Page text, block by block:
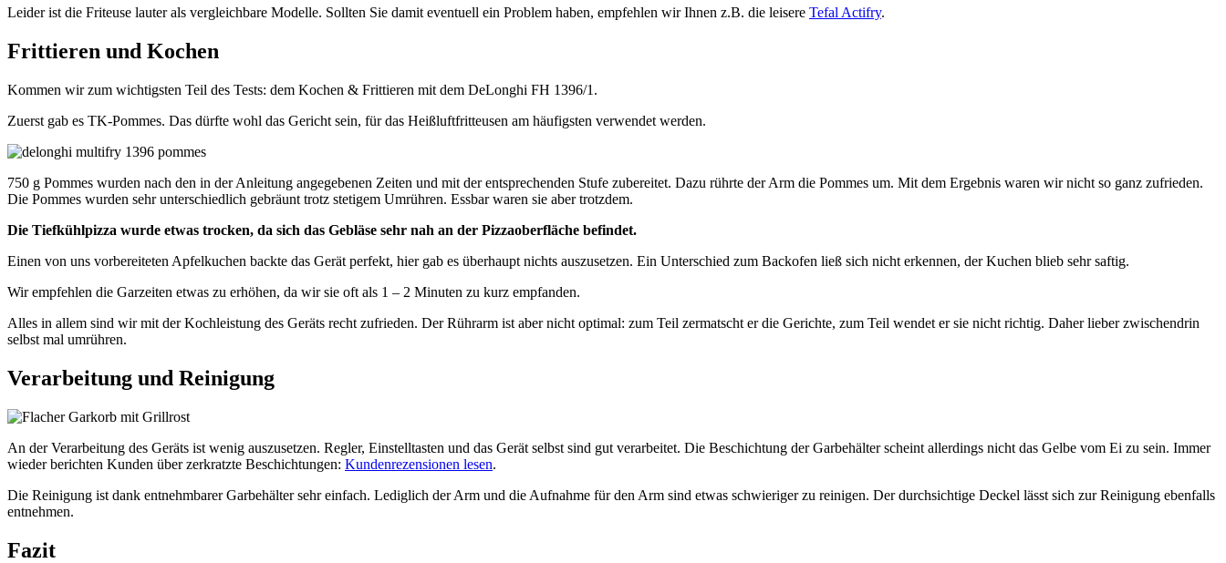
Leider ist die Friteuse lauter als vergleichbare Modelle. Sollten Sie damit eventuell ein Problem haben, empfehlen wir Ihnen z.B. die leisere Tefal Actifry.
Frittieren und Kochen
Kommen wir zum wichtigsten Teil des Tests: dem Kochen & Frittieren mit dem DeLonghi FH 1396/1.
Zuerst gab es TK-Pommes. Das dürfte wohl das Gericht sein, für das Heißluftfritteusen am häufigsten verwendet werden.
750 g Pommes wurden nach den in der Anleitung angegebenen Zeiten und mit der entsprechenden Stufe zubereitet. Dazu rührte der Arm die Pommes um. Mit dem Ergebnis waren wir nicht so ganz zufrieden.
Die Pommes wurden sehr unterschiedlich gebräunt trotz stetigem Umrühren. Essbar waren sie aber trotzdem.
Die Tiefkühlpizza wurde etwas trocken, da sich das Gebläse sehr nah an der Pizzaoberfläche befindet.
Einen von uns vorbereiteten Apfelkuchen backte das Gerät perfekt, hier gab es überhaupt nichts auszusetzen. Ein Unterschied zum Backofen ließ sich nicht erkennen, der Kuchen blieb sehr saftig.
Wir empfehlen die Garzeiten etwas zu erhöhen, da wir sie oft als 1 – 2 Minuten zu kurz empfanden.
Alles in allem sind wir mit der Kochleistung des Geräts recht zufrieden. Der Rührarm ist aber nicht optimal: zum Teil zermatscht er die Gerichte, zum Teil wendet er sie nicht richtig. Daher lieber zwischendrin
selbst mal umrühren.
Verarbeitung und Reinigung
An der Verarbeitung des Geräts ist wenig auszusetzen. Regler, Einstelltasten und das Gerät selbst sind gut verarbeitet. Die Beschichtung der Garbehälter scheint allerdings nicht das Gelbe vom Ei zu sein. Immer
wieder berichten Kunden über zerkratzte Beschichtungen: Kundenrezensionen lesen.
Die Reinigung ist dank entnehmbarer Garbehälter sehr einfach. Lediglich der Arm und die Aufnahme für den Arm sind etwas schwieriger zu reinigen. Der durchsichtige Deckel lässt sich zur Reinigung ebenfalls
entnehmen.
Fazit